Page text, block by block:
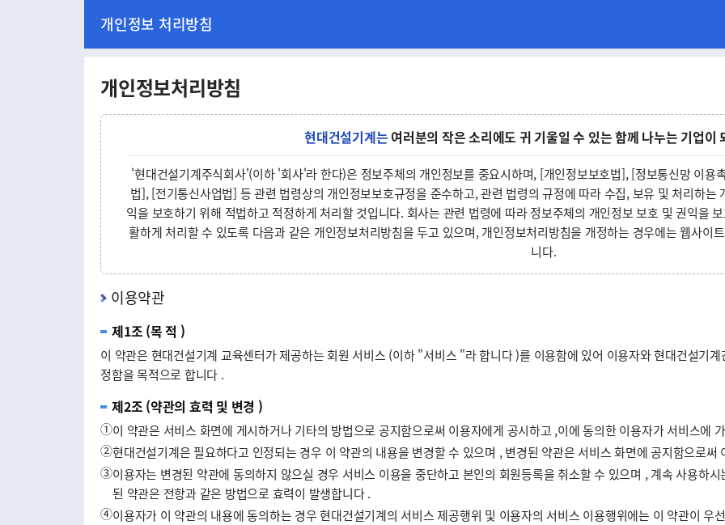
개인정보 처리방침
개인정보처리방침
현대건설기계는 여러분의 작은 소리에도 귀 기울일 수 있는 함께 나누는 기업이
'현대건설기계주식회사'(이하 '회사'라 한다)은 정보주체의 개인정보를 중요시하며, [개인정보보호법], [정보통신망 이용
법], [전기통신사업법] 등 관련 법령상의 개인정보보호규정을 준수하고, 관련 법령의 규정에 따라 수집, 보유 및 처리하는
익을 보호하기 위해 적법하고 적정하게 처리할 것입니다. 회사는 관련 법령에 따라 정보주체의 개인정보 보호 및 권익을
활하게 처리할 수 있도록 다음과 같은 개인정보처리방침을 두고 있으며, 개인정보처리방침을 개정하는 경우에는 웹사이
니다.
이용약관
제1조 (목 적 )
이 약관은 현대건설기계 교육센터가 제공하는 회원 서비스 (이하 "서비스 "라 합니다 )를 이용함에 있어 이용자와 현대건설기
정함을 목적으로 합니다 .
제2조 (약관의 효력 및 변경 )
①이 약관은 서비스 화면에 게시하거나 기타의 방법으로 공지함으로써 이용자에게 공시하고 ,이에 동의한 이용자가 서비스에
②현대건설기계은 필요하다고 인정되는 경우 이 약관의 내용을 변경할 수 있으며 , 변경된 약관은 서비스 화면에 공지함으로
③이용자는 변경된 약관에 동의하지 않으실 경우 서비스 이용을 중단하고 본인의 회원등록을 취소할 수 있으며 , 계속 사용하
된 약관은 전항과 같은 방법으로 효력이 발생합니다 .
④이용자가 이 약관의 내용에 동의하는 경우 현대건설기계의 서비스 제공행위 및 이용자의 서비스 이용행위에는 이 약관이 우